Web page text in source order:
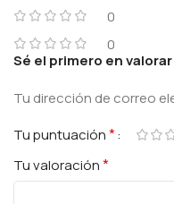
0
0
Sé el primero en valorar
Tu dirección de correo
Tu puntuación*
Tu valoración*